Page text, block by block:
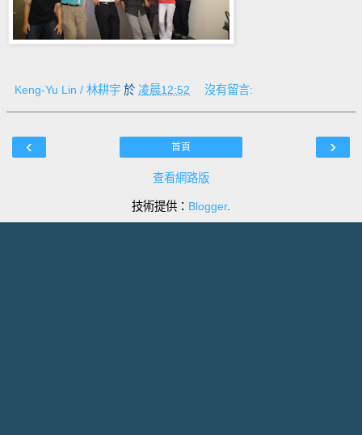
Keng-Yu Lin / 林耕宇 於 凌晨12:52 沒有留言:
‹ ›
首頁
查看網路版
技術提供： Blogger.